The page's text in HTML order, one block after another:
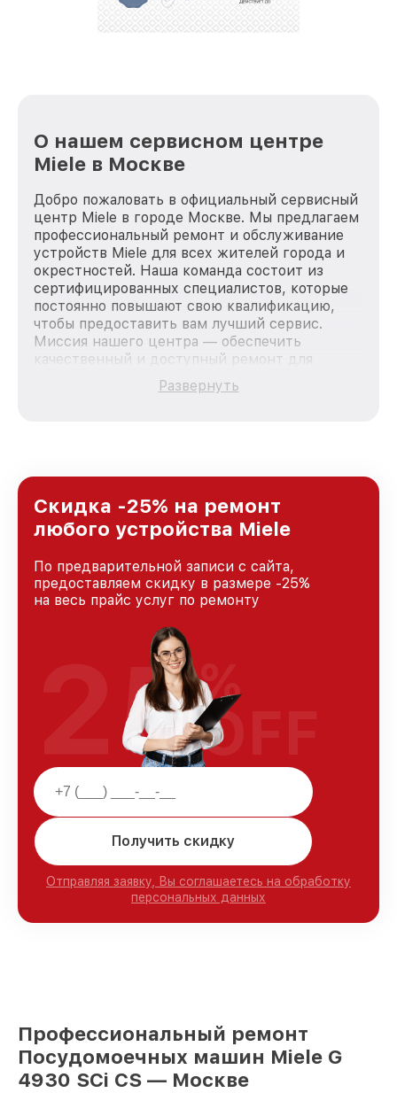
О нашем сервисном центре
Miele в Москве
Добро пожаловать в официальный сервисный
центр Miele в городе Москве. Мы предлагаем
профессиональный ремонт и обслуживание
устройств Miele для всех жителей города и
окрестностей. Наша команда состоит из
сертифицированных специалистов, которые
постоянно повышают свою квалификацию,
чтобы предоставить вам лучший сервис.
Миссия нашего центра — обеспечить
качественный и доступный ремонт для
каждого пользователя продукции Miele, вне
зависимости от сложности поломки. Мы
и лояльности наших клиентов.
Развернуть
Скидка -25% на ремонт
любого устройства Miele
По предварительной записи с сайта,
предоставляем скидку в размере -25%
на весь прайс услуг по ремонту
Получить скидку
Отправляя заявку, Вы соглашаетесь на обработку
персональных данных
25%
OFF
Профессиональный ремонт
Посудомоечных машин Miele G
4930 SCi CS — Москве